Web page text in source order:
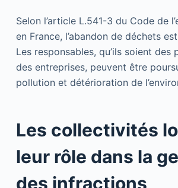
Selon l’article L.541-3 du Code de
en France, l’abandon de déchets
Les responsables, qu’ils soient des
des entreprises, peuvent être
pollution et détérioration de
Les collectivités
leur rôle dans la
des infractions